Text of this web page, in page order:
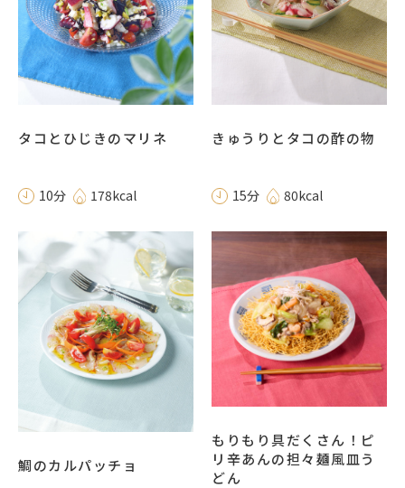
タコとひじきのマリネ
10分 178kcal
きゅうりとタコの酢の物
15分 80kcal
鯛のカルパッチョ
もりもり具だくさん！ピ
リ辛あんの担々麺風皿う
どん